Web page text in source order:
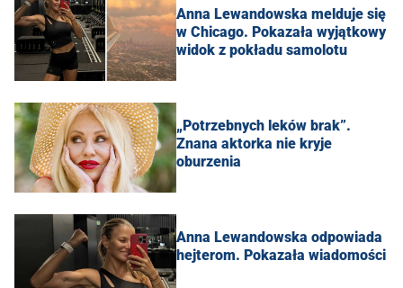
Anna Lewandowska melduje się
w Chicago. Pokazała wyjątkowy
widok z pokładu samolotu
„Potrzebnych leków brak”.
Znana aktorka nie kryje
oburzenia
Anna Lewandowska odpowiada
hejterom. Pokazała wiadomości